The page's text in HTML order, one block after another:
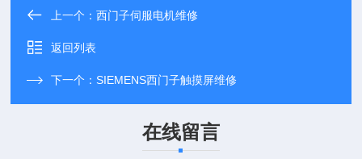
上一个：西门子伺服电机维修
返回列表
下一个：SIEMENS西门子触摸屏维修
在线留言